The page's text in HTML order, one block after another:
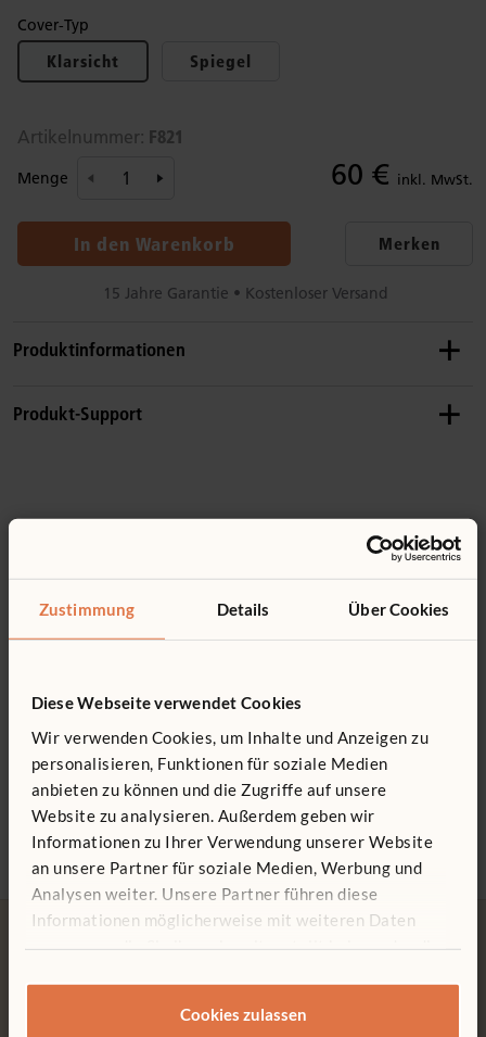
Zustimmung Details Über Cookies
Diese Webseite verwendet Cookies
Wir verwenden Cookies, um Inhalte und Anzeigen zu
personalisieren, Funktionen für soziale Medien
anbieten zu können und die Zugriffe auf unsere
Website zu analysieren. Außerdem geben wir
Informationen zu Ihrer Verwendung unserer Website
an unsere Partner für soziale Medien, Werbung und
Analysen weiter. Unsere Partner führen diese
Informationen möglicherweise mit weiteren Daten
zusammen, die Sie ihnen bereitgestellt haben oder die
Cookies zulassen
Cover-Typ
Klarsicht Spiegel
Artikelnummer: F821
Menge 60 € inkl. MwSt.
In den Warenkorb Merken
15 Jahre Garantie • Kostenloser Versand
Produktinformationen
Kann an diesen Paneelen befestigt werden: F713, F876
Aus robustem PETG
Produkt-Support
Das könnte Sie interessieren ...
Rechteck-Paneel
61 x 124 cm
213 €
Typ:Pinnwand
Präsentations-
Fächerregal 124 cm
1.294 €